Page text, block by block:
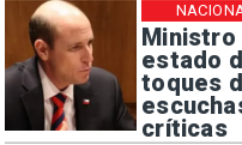
estado
toques
críticas